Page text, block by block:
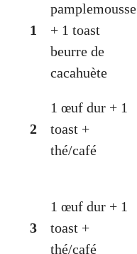
1
pamplemousse
+ 1 toast
beurre de
cacahuète
2
1 œuf dur + 1
toast +
thé/café
3
1 œuf dur + 1
toast +
thé/café